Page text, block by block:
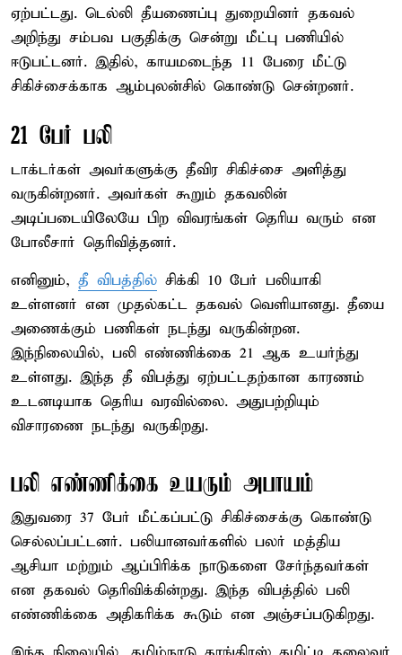
ஏற்பட்டது. டெல்லி தீயணைப்பு துறையினர் தகவல்
அறிந்து சம்பவ பகுதிக்கு சென்று மீட்பு பணியில்
ஈடுபட்டனர். இதில், காயமடைந்த 11 பேரை மீட்டு
சிகிச்சைக்காக ஆம்புலன்சில் கொண்டு சென்றனர்.
21 பேர் பலி
டாக்டர்கள் அவர்களுக்கு தீவிர சிகிச்சை அளித்து
வருகின்றனர். அவர்கள் கூறும் தகவலின்
அடிப்படையிலேயே பிற விவரங்கள் தெரிய வரும் என
போலீசார் தெரிவித்தனர்.
எனினும், தீ விபத்தில் சிக்கி 10 பேர் பலியாகி
உள்ளனர் என முதல்கட்ட தகவல் வெளியானது. தீயை
அணைக்கும் பணிகள் நடந்து வருகின்றன.
இந்நிலையில், பலி எண்ணிக்கை 21 ஆக உயர்ந்து
உள்ளது. இந்த தீ விபத்து ஏற்பட்டதற்கான காரணம்
உடனடியாக தெரிய வரவில்லை. அதுபற்றியும்
விசாரணை நடந்து வருகிறது.
பலி எண்ணிக்கை உயரும் அபாயம்
இதுவரை 37 பேர் மீட்கப்பட்டு சிகிச்சைக்கு கொண்டு
செல்லப்பட்டனர். பலியானவர்களில் பலர் மத்திய
ஆசியா மற்றும் ஆப்பிரிக்க நாடுகளை சேர்ந்தவர்கள்
என தகவல் தெரிவிக்கின்றது. இந்த விபத்தில் பலி
எண்ணிக்கை அதிகரிக்க கூடும் என அஞ்சப்படுகிறது.